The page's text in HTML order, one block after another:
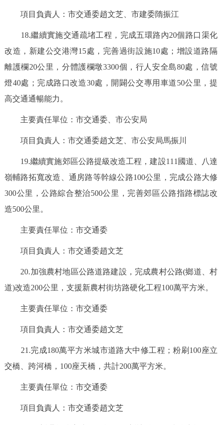
項目負責人：市交通委趙文芝、市建委隋振江
18.繼續實施交通疏堵工程，完成五環路內20個路口渠化
改造，新建公交港灣15處，完善過街設施10處；增設道路隔
離護欄20公里，分體護欄墩3300個，行人安全島80處，信號
燈40處；完成路口改造30處，開闢公交專用車道50公里，提
高交通通暢能力。
主要責任單位：市交通委、市公安局
項目負責人：市交通委趙文芝、市公安局馬振川
19.繼續實施郊區公路提級改造工程，建設111國道、八達
嶺輔路拓寬改造、通房路等幹線公路100公里，完成公路大修
300公里，公路綜合整治500公里，完善郊區公路指路標誌改
造500公里。
主要責任單位：市交通委
項目負責人：市交通委趙文芝
20.加強農村地區公路道路建設，完成農村公路(鄉道、村
道)改造200公里，支援新農村街坊路硬化工程100萬平方米。
主要責任單位：市交通委
項目負責人：市交通委趙文芝
21.完成180萬平方米城市道路大中修工程；粉刷100座立
交橋、跨河橋，100座天橋，共計200萬平方米。
主要責任單位：市交通委
項目負責人：市交通委趙文芝